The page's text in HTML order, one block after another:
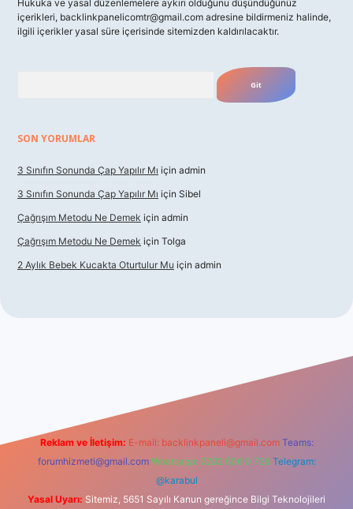
Hukuka ve yasal düzenlemelere aykırı olduğunu düşündüğünüz
içerikleri, backlinkpanelicomtr@gmail.com adresine bildirmeniz halinde,
ilgili içerikler yasal süre içerisinde sitemizden kaldırılacaktır.
SON YORUMLAR
3 Sınıfın Sonunda Çap Yapılır Mı için admin
3 Sınıfın Sonunda Çap Yapılır Mı için Sibel
Çağrışım Metodu Ne Demek için admin
Çağrışım Metodu Ne Demek için Tolga
2 Aylık Bebek Kucakta Oturtulur Mu için admin
Reklam ve İletişim: E-mail: backlinkpaneli@gmail.com Teams:
forumhizmeti@gmail.com Whatsapp: 0262 606 0 726 Telegram:
@karabul
Yasal Uyarı: Sitemiz, 5651 Sayılı Kanun gereğince Bilgi Teknolojileri